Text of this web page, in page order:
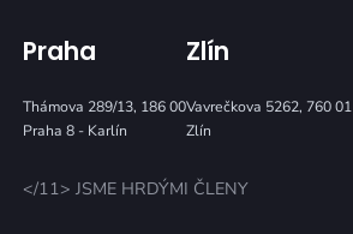
Praha
Thámova 289/13, 186 00
Praha 8 - Karlín
Zlín
Vavrečkova 5262, 760 01
Zlín
</11> JSME HRDÝMI ČLENY